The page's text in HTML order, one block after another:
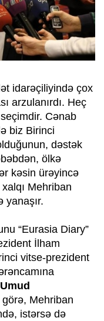
idarəçiliyində çox
arzulanırdı. Heç
Cənab
biz Birinci
dəstək
ölkə
kəsin ürəyincə
Mehriban
yanaşır.
“Eurasia Diary”
İlham
vitse-prezident
Mehriban
istərsə də